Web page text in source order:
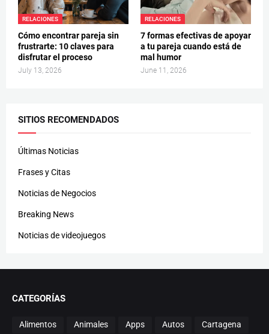
RELACIONES
Cómo encontrar pareja sin
frustrarte: 10 claves para
disfrutar el proceso
July 13, 2026
RELACIONES
7 formas efectivas de apoyar
a tu pareja cuando está de
mal humor
June 11, 2026
SITIOS RECOMENDADOS
Últimas Noticias
Frases y Citas
Noticias de Negocios
Breaking News
Noticias de videojuegos
CATEGORÍAS
Alimentos Animales Apps Autos Cartagena